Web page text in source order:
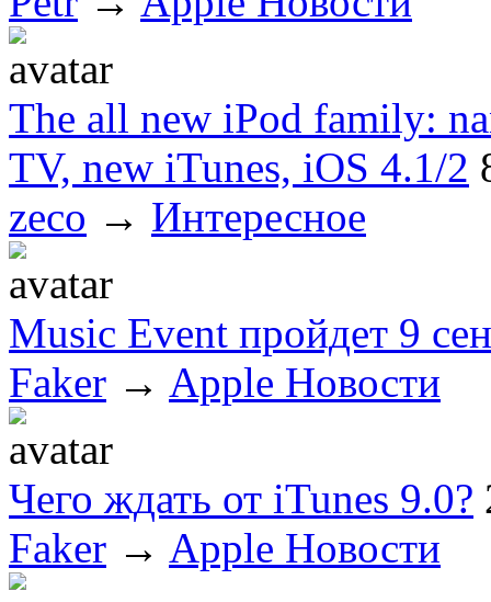
The all new iPod family:
TV, new iTunes, iOS 4.1/2
zeco → Интересное
Music Event пройдет 9
Faker → Apple Новости
Чего ждать от iTunes 9.0?
Faker → Apple Новости